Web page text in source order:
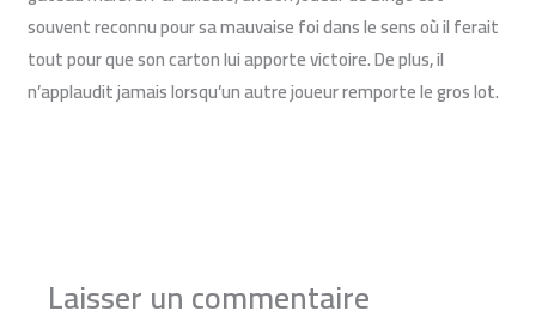
souvent reconnu pour sa mauvaise foi dans le sens où il ferait
tout pour que son carton lui apporte victoire. De plus, il
n’applaudit jamais lorsqu’un autre joueur remporte le gros lot.
Laisser un commentaire